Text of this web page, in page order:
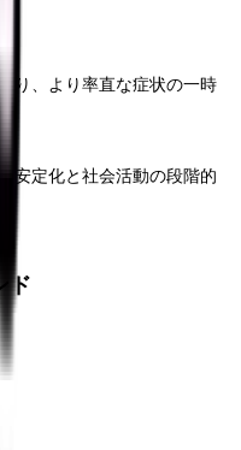
り、より率直な症状の一時
安定化と社会活動の段階的
ド